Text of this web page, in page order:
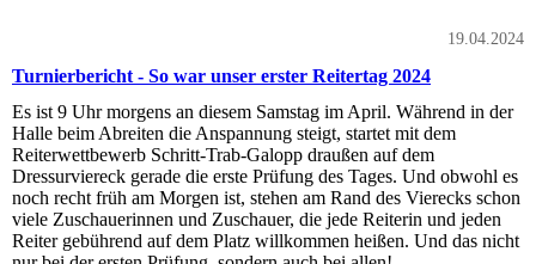
19.04.2024
Turnierbericht - So war unser erster Reitertag 2024
Es ist 9 Uhr morgens an diesem Samstag im April. Während in der
Halle beim Abreiten die Anspannung steigt, startet mit dem
Reiterwettbewerb Schritt-Trab-Galopp draußen auf dem
Dressurviereck gerade die erste Prüfung des Tages. Und obwohl es
noch recht früh am Morgen ist, stehen am Rand des Vierecks schon
viele Zuschauerinnen und Zuschauer, die jede Reiterin und jeden
Reiter gebührend auf dem Platz willkommen heißen. Und das nicht